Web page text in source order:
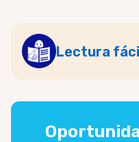
Lectura